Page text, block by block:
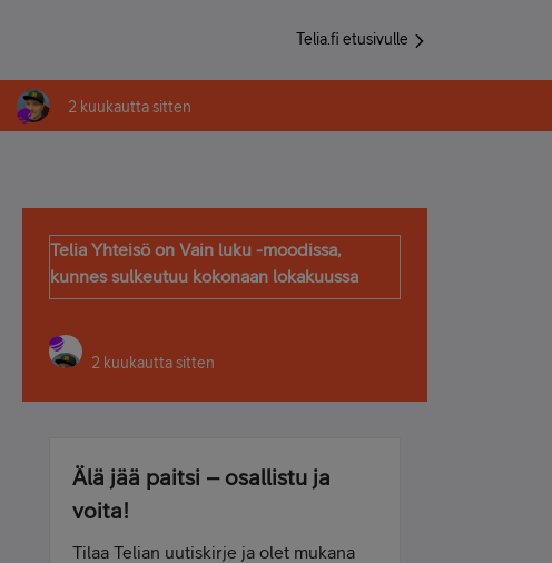
Telia.fi etusivulle
2 kuukautta sitten
Telia Yhteisö on Vain luku -moodissa,
kunnes sulkeutuu kokonaan lokakuussa
2 kuukautta sitten
Älä jää paitsi – osallistu ja
voita!
Tilaa Telian uutiskirje ja olet mukana